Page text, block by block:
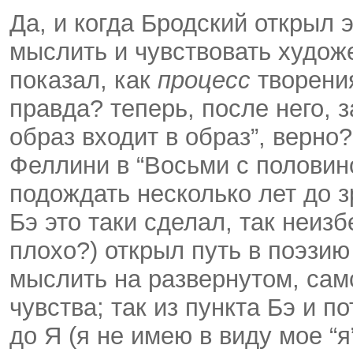
Да, и когда Бродский открыл
мыслить и чувствовать
показал, как процесс
правда? теперь, после него,
образ входит в образ”,
Феллини в “Восьми с
подождать несколько лет до
Бэ это таки сделал, так
плохо?) открыл путь в
мыслить на развернутом,
чувства; так из пункта Бэ и
до Я (я не имею в виду мое